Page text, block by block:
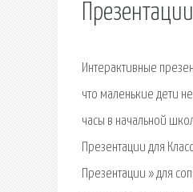
Интерактивные
что маленькие дети
часы в начальной
Презентации для
Презентации » для